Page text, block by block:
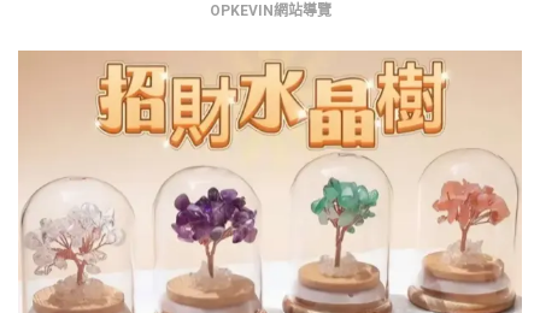
OPKEVIN網站導覽